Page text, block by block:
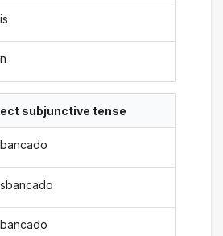
subjunctive tense